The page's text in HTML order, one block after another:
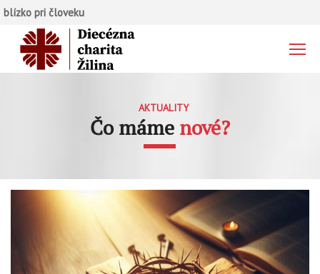
blízko pri človeku
AKTUALITY
Čo máme nové?